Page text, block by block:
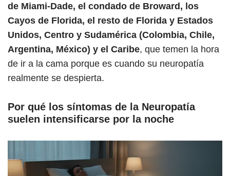
de Miami-Dade, el condado de Broward, los
Cayos de Florida, el resto de Florida y Estados
Unidos, Centro y Sudamérica (Colombia, Chile,
Argentina, México) y el Caribe, que temen la hora
de ir a la cama porque es cuando su neuropatía
realmente se despierta.
Por qué los síntomas de la Neuropatía
suelen intensificarse por la noche